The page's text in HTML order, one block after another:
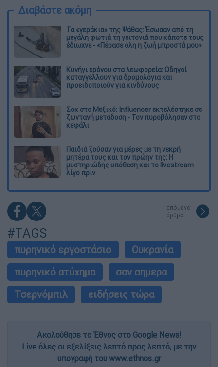
Διαβάστε ακόμη
Τα «γεράκια» της Ψάθας: Έσωσαν από τη
μεγάλη φωτιά τη γειτονιά που κάποτε τους
έδιωχνε - «Πέρασε όλη η ζωή μπροστά μου»
Κυνήγι χρόνου στα λεωφορεία: Οδηγοί
καταγγέλλουν για δρομολόγια και
προειδοποιούν για κινδύνους
Σοκ στο Μεξικό: Influencer εκτελέστηκε σε
ζωντανή μετάδοση - Τον πυροβόλησαν στο
κεφάλι
Παιδιά ζούσαν για μέρες με τη νεκρή
μητέρα τους και τον πρώην της: Η
μυστηριώδης υπόθεση και το livestream
λίγο πριν
επόμενο
άρθρο
#TAGS
πυρηνικό εργοστάσιο
Ουκρανία
πυρηνικό ατύχημα
σαν σημερα
Τσερνόμπιλ
ειδήσεις τώρα
Ακολούθησε το Έθνος στο Google News!
Live όλες οι εξελίξεις λεπτό προς λεπτό, με την
υπογραφή του www.ethnos.gr